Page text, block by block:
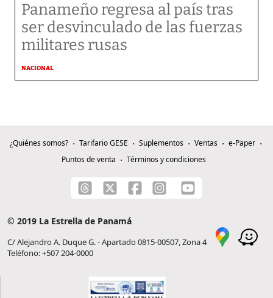
Panameño regresa al país tras
ser desvinculado de las fuerzas
militares rusas
NACIONAL
¿Quiénes somos? Tarifario GESE Suplementos Ventas
e-Paper
Puntos de venta
Términos y condiciones
© 2019 La Estrella de Panamá
C/ Alejandro A. Duque G. - Apartado 0815-00507, Zona 4
Teléfono: +507 204-0000